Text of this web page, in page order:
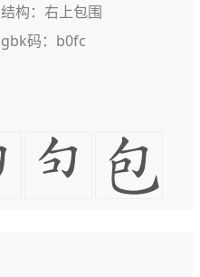
结构：右上包围
gbk码：b0fc